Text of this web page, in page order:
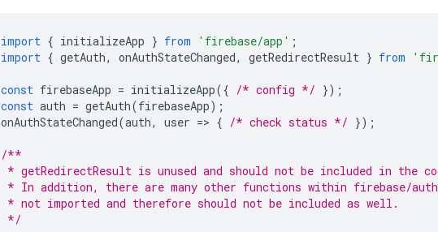
import { initializeApp } from 'firebase/app' ;
import { getAuth, onAuthStateChanged, getRedirectResult } from
const firebaseApp = initializeApp({ /* config */ });
const auth = getAuth(firebaseApp);
onAuthStateChanged(auth, user => { /* check status */ });
/**
* getRedirectResult is unused and should not be included in the
* In addition, there are many other functions within firebase/
* not imported and therefore should not be included as well.
*/